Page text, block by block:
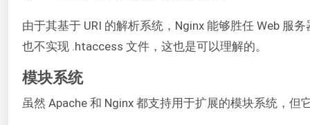
由于其基于 URI 的解析系统，Nginx 能够胜任 Web 服
也不实现 .htaccess 文件，这也是可以理解的。
模块系统
虽然 Apache 和 Nginx 都支持用于扩展的模块系统，